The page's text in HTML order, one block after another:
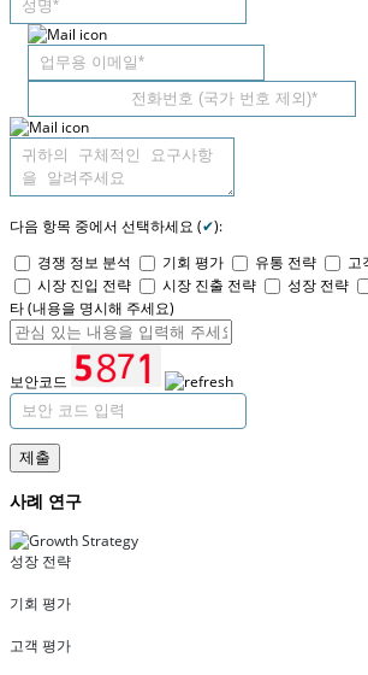
다음 항목 중에서 선택하세요 (✔):
경쟁 정보 분석
기회 평가 유통 전략 고
시장 진입 전략
시장 진출 전략 성장 전략
타 (내용을 명시해 주세요)
보안코드
제출
사례 연구
성장 전략
기회 평가
고객 평가